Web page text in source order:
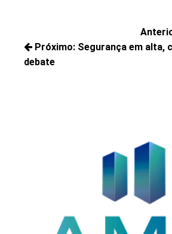
de
Post
Próximo: Segurança em alta,
debate